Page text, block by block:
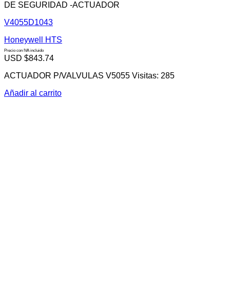
DE SEGURIDAD -ACTUADOR
V4055D1043
Honeywell HTS
Precio con IVA incluido
USD $843.74
ACTUADOR P/VALVULAS V5055 Visitas: 285
Añadir al carrito